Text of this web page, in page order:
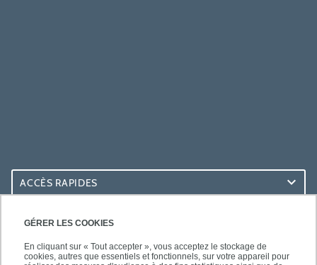
GÉRER LES COOKIES
En cliquant sur « Tout accepter », vous acceptez le stockage de
cookies, autres que essentiels et fonctionnels, sur votre appareil pour
ACCÈS RAPIDES
ACCÈS PRATIQUES